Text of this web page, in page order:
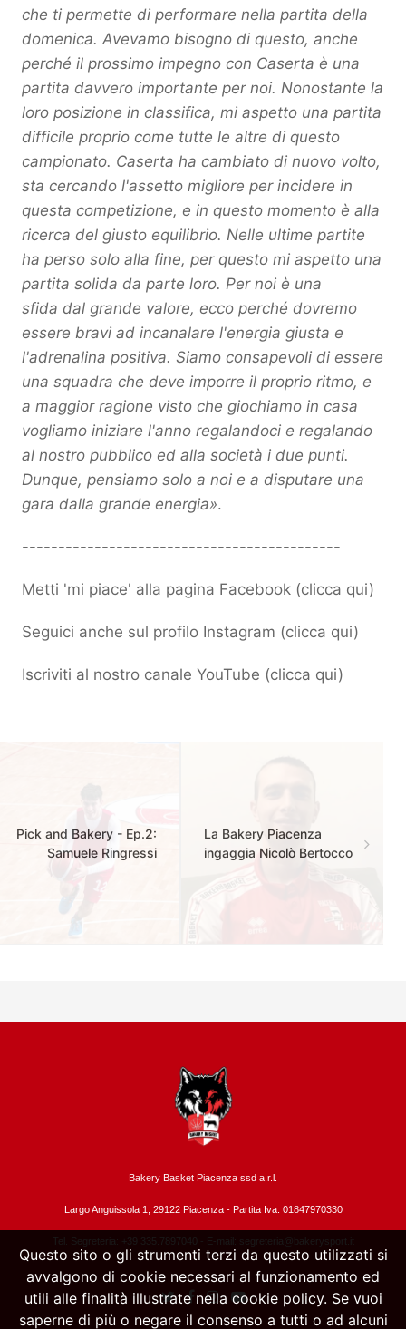
che ti permette di performare nella partita della
domenica. Avevamo bisogno di questo, anche
perché il prossimo impegno con Caserta è una
partita davvero importante per noi. Nonostante la
loro posizione in classifica, mi aspetto una partita
difficile proprio come tutte le altre di questo
campionato. Caserta ha cambiato di nuovo volto,
sta cercando l'assetto migliore per incidere in
questa competizione, e in questo momento è alla
ricerca del giusto equilibrio. Nelle ultime partite
ha perso solo alla fine, per questo mi aspetto una
partita solida da parte loro. Per noi è una
sfida dal grande valore, ecco perché dovremo
essere bravi ad incanalare l'energia giusta e
l'adrenalina positiva. Siamo consapevoli di essere
una squadra che deve imporre il proprio ritmo, e
a maggior ragione visto che giochiamo in casa
vogliamo iniziare l'anno regalandoci e regalando
al nostro pubblico ed alla società i due punti.
Dunque, pensiamo solo a noi e a disputare una
gara dalla grande energia».
--------------------------------------------
Metti 'mi piace' alla pagina Facebook (clicca qui)
Seguici anche sul profilo Instagram (clicca qui)
Iscriviti al nostro canale YouTube (clicca qui)
Pick and Bakery - Ep.2:
Samuele Ringressi
La Bakery Piacenza
ingaggia Nicolò Bertocco
Bakery Basket Piacenza ssd a.r.l.
Largo Anguissola 1, 29122 Piacenza - Partita Iva: 01847970330
Tel. Segreteria: +39 335.7897040 - E-mail: segreteria@bakerysport.it
Questo sito o gli strumenti terzi da questo utilizzati si
avvalgono di cookie necessari al funzionamento ed
utili alle finalità illustrate nella cookie policy. Se vuoi
saperne di più o negare il consenso a tutti o ad alcuni